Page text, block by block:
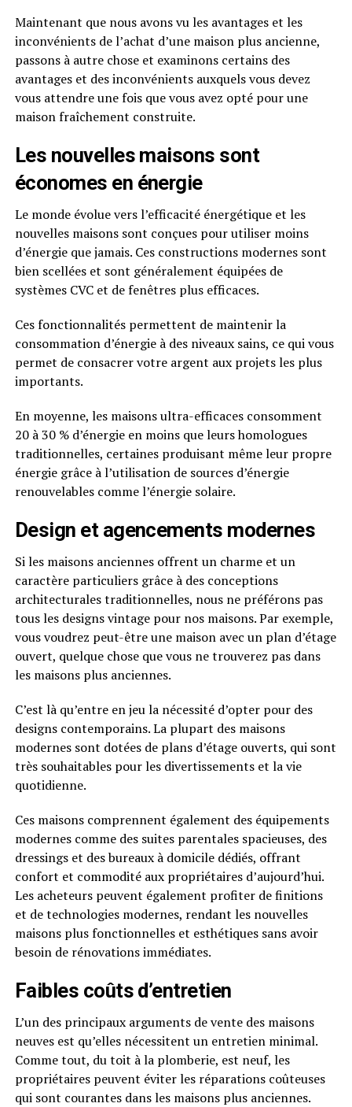
Maintenant que nous avons vu les avantages et les
inconvénients de l’achat d’une maison plus ancienne,
passons à autre chose et examinons certains des
avantages et des inconvénients auxquels vous devez
vous attendre une fois que vous avez opté pour une
maison fraîchement construite.
Les nouvelles maisons sont
économes en énergie
Le monde évolue vers l’efficacité énergétique et les
nouvelles maisons sont conçues pour utiliser moins
d’énergie que jamais. Ces constructions modernes sont
bien scellées et sont généralement équipées de
systèmes CVC et de fenêtres plus efficaces.
Ces fonctionnalités permettent de maintenir la
consommation d’énergie à des niveaux sains, ce qui vous
permet de consacrer votre argent aux projets les plus
importants.
En moyenne, les maisons ultra-efficaces consomment
20 à 30 % d’énergie en moins que leurs homologues
traditionnelles, certaines produisant même leur propre
énergie grâce à l’utilisation de sources d’énergie
renouvelables comme l’énergie solaire.
Design et agencements modernes
Si les maisons anciennes offrent un charme et un
caractère particuliers grâce à des conceptions
architecturales traditionnelles, nous ne préférons pas
tous les designs vintage pour nos maisons. Par exemple,
vous voudrez peut-être une maison avec un plan d’étage
ouvert, quelque chose que vous ne trouverez pas dans
les maisons plus anciennes.
C’est là qu’entre en jeu la nécessité d’opter pour des
designs contemporains. La plupart des maisons
modernes sont dotées de plans d’étage ouverts, qui sont
très souhaitables pour les divertissements et la vie
quotidienne.
Ces maisons comprennent également des équipements
modernes comme des suites parentales spacieuses, des
dressings et des bureaux à domicile dédiés, offrant
confort et commodité aux propriétaires d’aujourd’hui.
Les acheteurs peuvent également profiter de finitions
et de technologies modernes, rendant les nouvelles
maisons plus fonctionnelles et esthétiques sans avoir
besoin de rénovations immédiates.
Faibles coûts d’entretien
L’un des principaux arguments de vente des maisons
neuves est qu’elles nécessitent un entretien minimal.
Comme tout, du toit à la plomberie, est neuf, les
propriétaires peuvent éviter les réparations coûteuses
qui sont courantes dans les maisons plus anciennes.